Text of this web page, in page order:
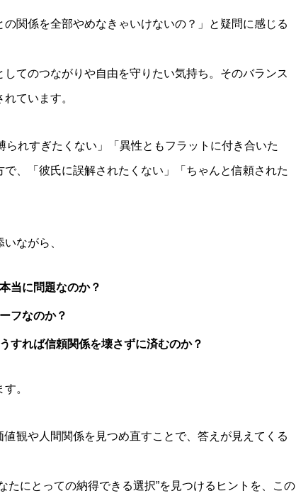
関係を全部やめなきゃいけないの？」と疑問に感じる
てのつながりや自由を守りたい気持ち。そのバランス
ています。
れすぎたくない」「異性ともフラットに付き合いた
、「彼氏に誤解されたくない」「ちゃんと信頼された
ながら、
当に問題なのか？
フなのか？
すれば信頼関係を壊さずに済むのか？
。
観や人間関係を見つめ直すことで、答えが見えてくる
たにとっての納得できる選択”を見つけるヒントを、この